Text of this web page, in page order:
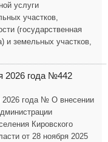
услуги
участков,
(государственная
и земельных участков,
2026 года №442
2026 года № О внесении
Кировского
от 28 ноября 2025